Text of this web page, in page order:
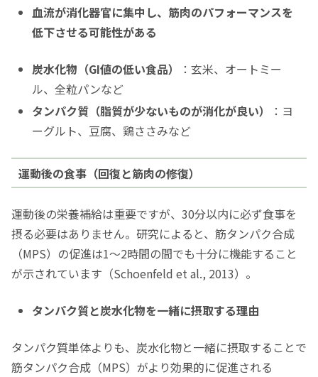
血流が消化器官に集中し、筋肉のパフォーマンスを
低下させる可能性がある
炭水化物（GI値の低い食品）
：玄米、オートミー
ル、全粒パンなど
タンパク質（脂質が少ないものが消化が良い）
：ヨ
ーグルト、豆腐、鶏ささみなど
運動後の食事（回復と筋肉の修復）
運動後の栄養補給は重要ですが、30分以内に必ず食事を
摂る必要はありません。研究によると、筋タンパク合成
（MPS）の促進は1〜2時間の間でも十分に機能すること
が示されています（Schoenfeld et al., 2013）。
タンパク質と炭水化物を一緒に摂取する理由
タンパク質単体よりも、炭水化物と一緒に摂取することで
筋タンパク合成（MPS）がより効果的に促進される